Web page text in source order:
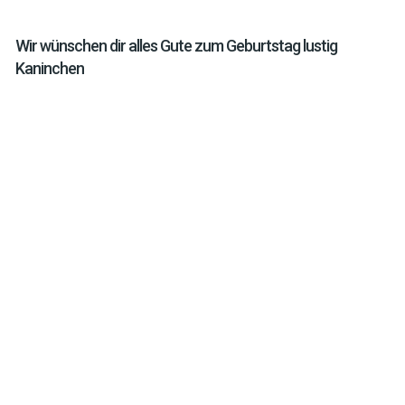
Wir wünschen dir alles Gute zum Geburtstag lustig
Kaninchen